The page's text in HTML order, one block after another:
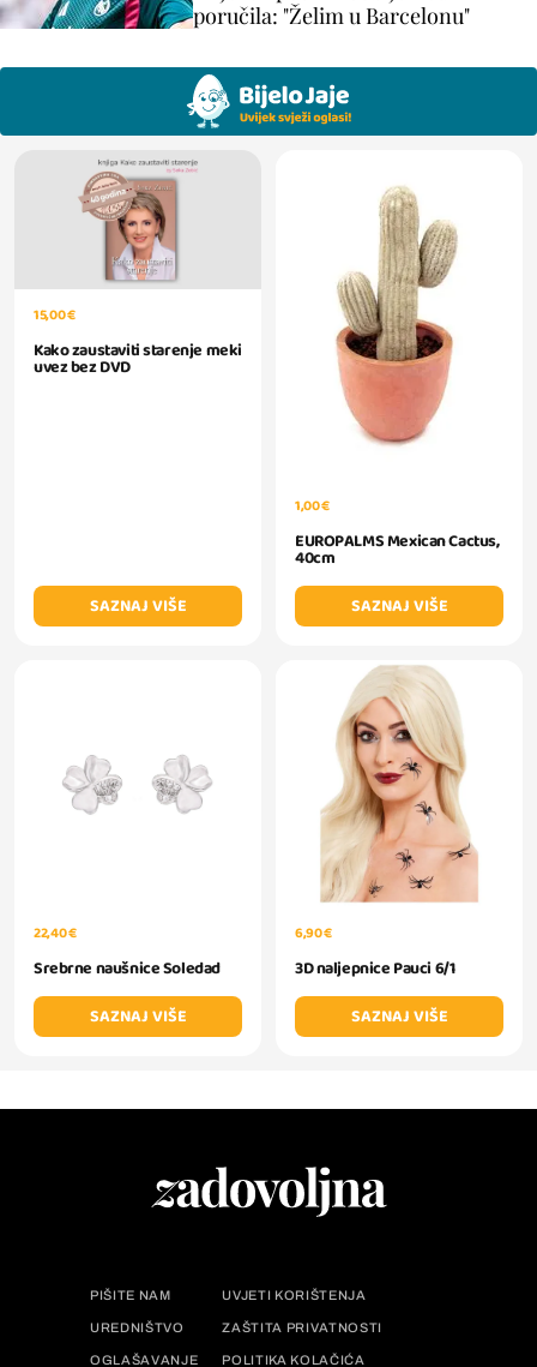
poručila: "Želim u Barcelonu"
15,00 €
Kako zaustaviti starenje meki
uvez bez DVD
SAZNAJ VIŠE
1,00 €
EUROPALMS Mexican Cactus,
40cm
SAZNAJ VIŠE
22,40 €
Srebrne naušnice Soledad
SAZNAJ VIŠE
6,90 €
3D naljepnice Pauci 6/1
SAZNAJ VIŠE
PIŠITE NAM UVJETI KORIŠTENJA
UREDNIŠTVO ZAŠTITA PRIVATNOSTI
OGLAŠAVANJE POLITIKA KOLAČIĆA